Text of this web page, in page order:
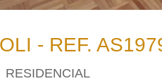
- REF.